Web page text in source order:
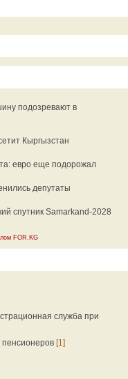
подозревают в
Кыргызстан
евро еще подорожал
депутаты
спутник Samarkand-2028
FOR.KG
служба при
[1]